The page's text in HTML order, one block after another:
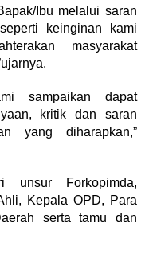
Ibu melalui saran
keinginan kami
masyarakat
sampaikan dapat
kritik dan saran
yang diharapkan,”
unsur Forkopimda,
Kepala OPD, Para
serta tamu dan